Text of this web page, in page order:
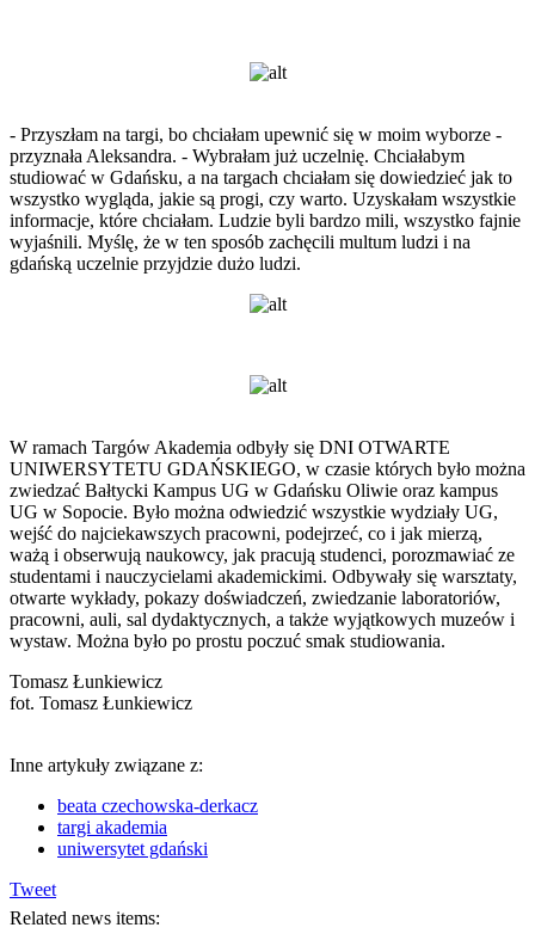
- Przyszłam na targi, bo chciałam upewnić się w moim wyborze -
przyznała Aleksandra. - Wybrałam już uczelnię. Chciałabym
studiować w Gdańsku, a na targach chciałam się dowiedzieć jak to
wszystko wygląda, jakie są progi, czy warto. Uzyskałam wszystkie
informacje, które chciałam. Ludzie byli bardzo mili, wszystko fajnie
wyjaśnili. Myślę, że w ten sposób zachęcili multum ludzi i na
gdańską uczelnie przyjdzie dużo ludzi.
W ramach Targów Akademia odbyły się DNI OTWARTE
UNIWERSYTETU GDAŃSKIEGO, w czasie których było można
zwiedzać Bałtycki Kampus UG w Gdańsku Oliwie oraz kampus
UG w Sopocie. Było można odwiedzić wszystkie wydziały UG,
wejść do najciekawszych pracowni, podejrzeć, co i jak mierzą,
ważą i obserwują naukowcy, jak pracują studenci, porozmawiać ze
studentami i nauczycielami akademickimi. Odbywały się warsztaty,
otwarte wykłady, pokazy doświadczeń, zwiedzanie laboratoriów,
pracowni, auli, sal dydaktycznych, a także wyjątkowych muzeów i
wystaw. Można było po prostu poczuć smak studiowania.
Tomasz Łunkiewicz
fot. Tomasz Łunkiewicz
Inne artykuły związane z:
beata czechowska-derkacz
targi akademia
uniwersytet gdański
Tweet
Related news items: